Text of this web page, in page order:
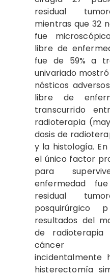
residual
mientras que 32
fue
libre de
fue de 59% a
univariado
nósticos
libre de
transcurrido
radioterapia
dosis de
y la histología.
el único factor
para
enfermedad
residual
resultados del
de
cáncer
incidentalmente
histerectomía